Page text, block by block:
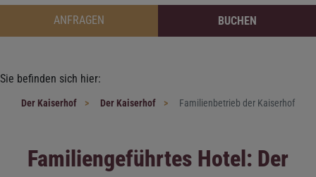
ANFRAGEN BUCHEN
Sie befinden sich hier:
Der Kaiserhof Der Kaiserhof Familienbetrieb der Kaiserhof
Familiengeführtes Hotel: Der